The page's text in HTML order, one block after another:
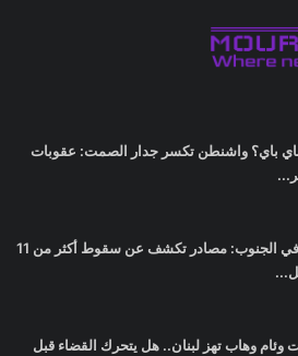
باي؟ واشنطن تكسر جدار الصمت: عقوبات
مجزرة في الجنوب: مصادر تكشف عن سقوط أكثر من 11
وئام وهاب تهز لبنان.. هل يتحرك القضاء قبل